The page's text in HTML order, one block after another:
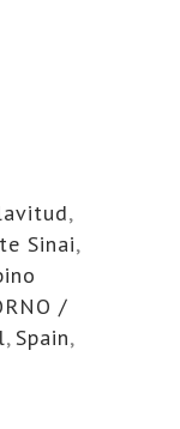
,
Sinai,
/
, Spain,